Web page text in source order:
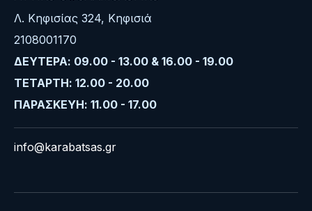
Λ. Κηφισίας 324, Κηφισιά
2108001170
ΔΕΥΤΕΡΑ: 09.00 - 13.00 & 16.00 - 19.00
ΤΕΤΑΡΤΗ: 12.00 - 20.00
ΠΑΡΑΣΚΕΥΗ: 11.00 - 17.00
info@karabatsas.gr